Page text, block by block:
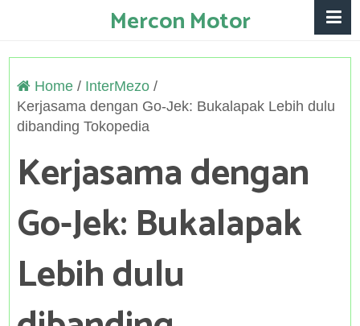
Mercon Motor
Home/ InterMezo/
Kerjasama dengan Go-Jek: Bukalapak Lebih dulu
dibanding Tokopedia
Kerjasama dengan
Go-Jek: Bukalapak
Lebih dulu